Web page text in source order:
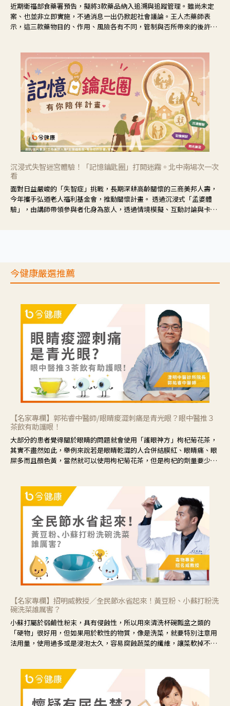
近期衛福部食藥署預告，擬將3款藥品納入追溯與追蹤管理。雖尚未定
案、也並非立即實施，不過消息一出仍掀起社會議論。王人杰藥師表
示，這三款藥物目的、作用、風險各有不同，管制與否所帶來的後許影
沉浸式失智迷宮體驗！「記憶鑰匙圈」打開迷霧。北中南場次一次
看
面對日益嚴峻的「失智症」挑戰，長期深耕高齡關懷的三商美邦人壽，
今年攜手弘道老人福利基金會，推動關懷計畫。 透過沉浸式「孟婆體
驗」，由講師帶領參與者化身為旅人，透過情境模擬、互動討論與卡牌
今健康嚴選推薦
【名家專欄】郭祐睿中醫師/眼睛痠澀刺痛是青光眼？眼中醫推３
茶飲有助護眼！
大部分的患者覺得關於眼睛的問題就會使用「護眼神方」枸杞菊花茶，
其實不盡然如此，舉例來說若是眼睛乾澀的人合併結膜紅、眼睛痛、眼
屎多而且顏色黃，當然就可以使用枸杞菊花茶，但是枸杞的劑量要少，
候就要使用菊花、金銀花來治療；假如單純的眼睛乾澀，結膜沒有紅，
眼睛周圍沒有眼屎，這種情況是屬於「陰虛」，就可以使用枸杞、蓮
藕、麥門冬、山藥等比較滋潤的藥材，效果就更顯著。
【名家專欄】招明威教授／全民節水省起來！黃豆粉、小蘇打粉洗
碗洗菜誰厲害？
小蘇打屬於弱鹼性粉末，具有侵蝕性，所以用來清洗杯碗瓢盆之類的
「硬物」很好用，但如果用於軟性的物質，像是洗菜，就要特別注意用
法用量，使用過多或是浸泡太久，容易腐蝕蔬菜的纖維，讓菜軟掉不清